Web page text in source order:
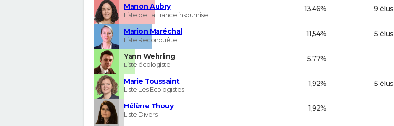
Manon Aubry
Liste de La France insoumise
13,46% 9 élus
Marion Maréchal
Liste Reconquête !
11,54% 5 élus
Yann Wehrling
Liste écologiste
5,77%
Marie Toussaint
Liste Les Ecologistes
1,92% 5 élus
Hélène Thouy
Liste Divers
1,92%